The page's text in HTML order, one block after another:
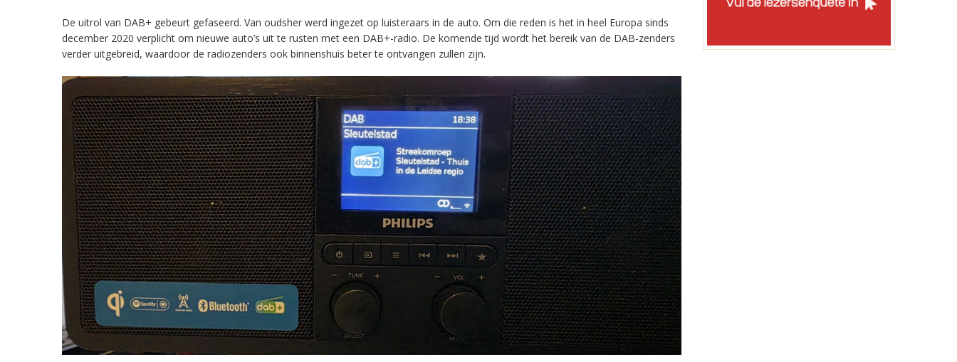
De uitrol van DAB+ gebeurt gefaseerd. Van oudsher werd ingezet op luisteraars in de auto. Om die reden is het in heel Europa sinds
december 2020 verplicht om nieuwe auto’s uit te rusten met een DAB+-radio. De komende tijd wordt het bereik van de DAB-zenders
verder uitgebreid, waardoor de radiozenders ook binnenshuis beter te ontvangen zullen zijn.